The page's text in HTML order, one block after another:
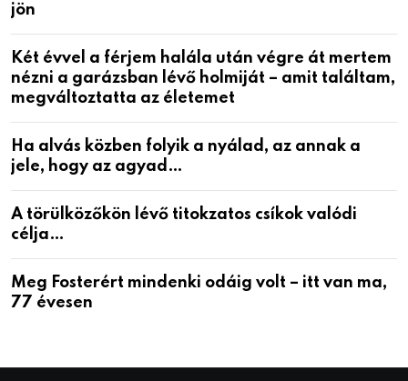
jön
Két évvel a férjem halála után végre át mertem
nézni a garázsban lévő holmiját – amit találtam,
megváltoztatta az életemet
Ha alvás közben folyik a nyálad, az annak a
jele, hogy az agyad…
A törülközőkön lévő titokzatos csíkok valódi
célja…
Meg Fosterért mindenki odáig volt – itt van ma,
77 évesen